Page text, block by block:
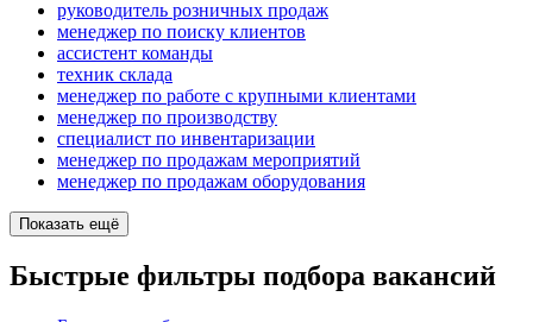
руководитель розничных продаж
менеджер по поиску клиентов
ассистент команды
техник склада
менеджер по работе с крупными клиентами
менеджер по производству
специалист по инвентаризации
менеджер по продажам мероприятий
менеджер по продажам оборудования
Показать ещё
Быстрые фильтры подбора вакансий